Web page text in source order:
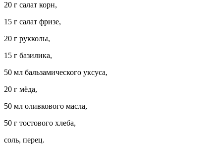
20 г салат корн,
15 г салат фризе,
20 г рукколы,
15 г базилика,
50 мл бальзамического уксуса,
20 г мёда,
50 мл оливкового масла,
50 г тостового хлеба,
соль, перец.